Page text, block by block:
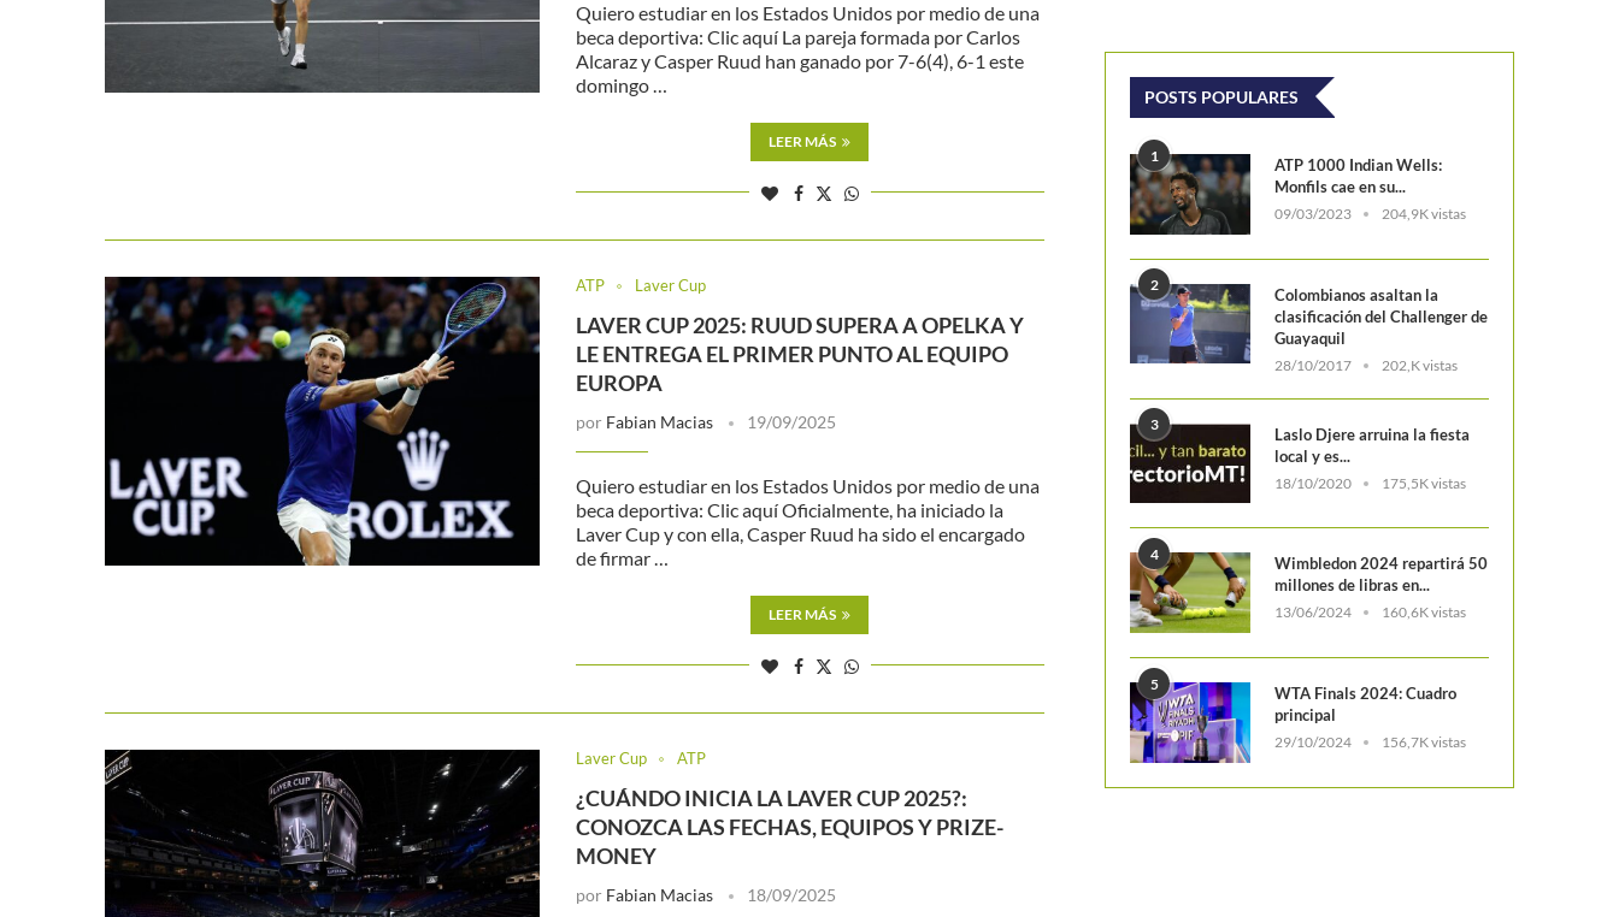
Quiero estudiar en los Estados Unidos por medio de una
beca deportiva: Clic aquí La pareja formada por Carlos
Alcaraz y Casper Ruud han ganado por 7-6(4), 6-1 este
domingo …
LEER MÁS
ATP Laver Cup
LAVER CUP 2025: RUUD SUPERA A OPELKA Y
LE ENTREGA EL PRIMER PUNTO AL EQUIPO
EUROPA
por Fabian Macias 19/09/2025
Quiero estudiar en los Estados Unidos por medio de una
beca deportiva: Clic aquí Oficialmente, ha iniciado la
Laver Cup y con ella, Casper Ruud ha sido el encargado
de firmar …
LEER MÁS
Laver Cup ATP
¿CUÁNDO INICIA LA LAVER CUP 2025?:
CONOZCA LAS FECHAS, EQUIPOS Y PRIZE-
MONEY
por Fabian Macias 18/09/2025
POSTS POPULARES
1
ATP 1000 Indian Wells:
Monfils cae en su...
09/03/2023 204,9K vistas
2
Colombianos asaltan la
clasificación del Challenger de
Guayaquil
28/10/2017 202,K vistas
3
Laslo Djere arruina la fiesta
local y es...
18/10/2020 175,5K vistas
4
Wimbledon 2024 repartirá 50
millones de libras en...
13/06/2024 160,6K vistas
5
WTA Finals 2024: Cuadro
principal
29/10/2024 156,7K vistas